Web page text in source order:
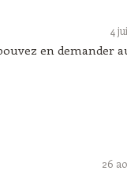
4
en demander
26